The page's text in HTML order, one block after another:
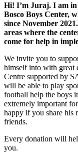
Hi! I’m Juraj. I am in
Bosco Boys Center,
since November
areas where the
come for help in
We invite you to
himself into with great
Centre supported by
will be able to play
football help the boys
extremely important
happy if you share his
friends.
Every donation will
you.